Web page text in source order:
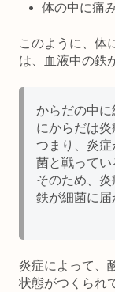
体の中に痛
このように、体
は、血液中の鉄
からだの中
にからだは炎
つまり、炎
菌と戦ってい
そのため、
鉄が細菌に届
炎症によって、
状態がつくられ